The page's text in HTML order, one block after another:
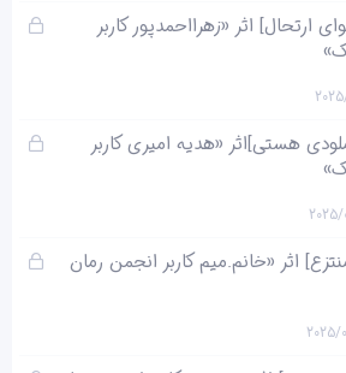
هق
ه
ارتحال] اثر «زهرااحمدپور کاربر
ق
ه
هستی]اثر «هدیه امیری کاربر
ق
اثر «خانم.میم کاربر انجمن رمان
2025/